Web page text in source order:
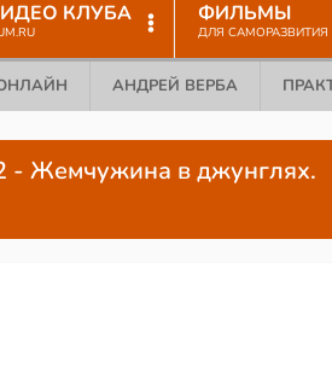
КЛУБА ФИЛЬМЫ
ДЛЯ САМОРАЗВИТИЯ
АНДРЕЙ ВЕРБА
- Жемчужина в джунглях.